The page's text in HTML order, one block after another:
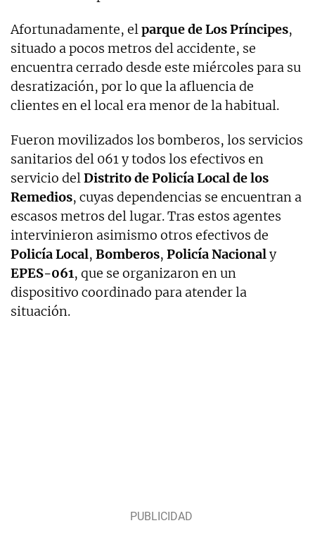
Afortunadamente, elparque de Los Príncipes,
situado a pocos metros del accidente, se
encuentra cerrado desde este miércoles para su
desratización, por lo que la afluencia de
clientes en el local era menor de la habitual.
Fueron movilizados los bomberos, los servicios
sanitarios del 061 y todos los efectivos en
servicio delDistrito de Policía Local de los
Remedios, cuyas dependencias se encuentran a
escasos metros del lugar. Tras estos agentes
intervinieron asimismo otros efectivos de
Policía Local, Bomberos, Policía Nacionaly
EPES-061, que se organizaron en un
dispositivo coordinado para atender la
situación.